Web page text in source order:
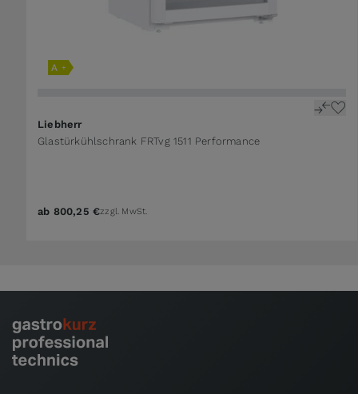
Liebherr
Glastürkühlschrank FRTvg 1511 Performance
ab 800,25 €zzgl. MwSt.